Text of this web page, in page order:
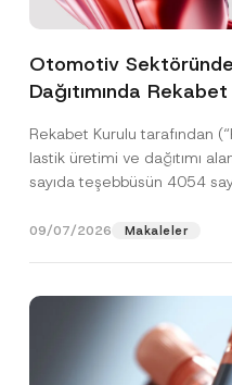
Otomotiv
Dağıtımında
Cezasına
Rekabet Kurulu tarafından
lastik üretimi ve dağıtımı
sayıda teşebbüsün 4054
09/07/2026 Makaleler